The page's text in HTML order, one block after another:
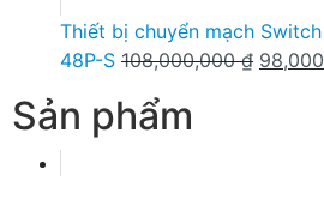
Thiết bị chuyển mạch
48P-S 108,000,000₫ Giá
Sản phẩm